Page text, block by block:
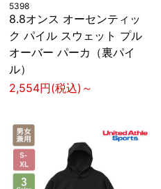
5398
8.8オンス オーセンティッ
ク パイル スウェット プル
オーバー パーカ（裏パイ
ル）
2,554円(税込)～